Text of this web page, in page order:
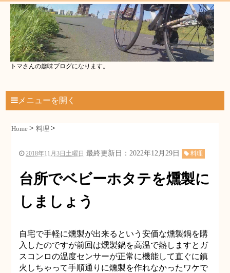
トマさんの趣味ブログになります。
メニューを開く
Home 料理
2018年11月3日土曜日 最終更新日：2022年12月29日 料理
台所でベビーホタテを燻製に
しましょう
自宅で手軽に燻製が出来るという安価な燻製鍋を購
入したのですが前回は燻製鍋を高温で熱しますとガ
スコンロの温度センサーが正常に機能して直ぐに鎮
火しちゃって手順通りに燻製を作れなかったワケで